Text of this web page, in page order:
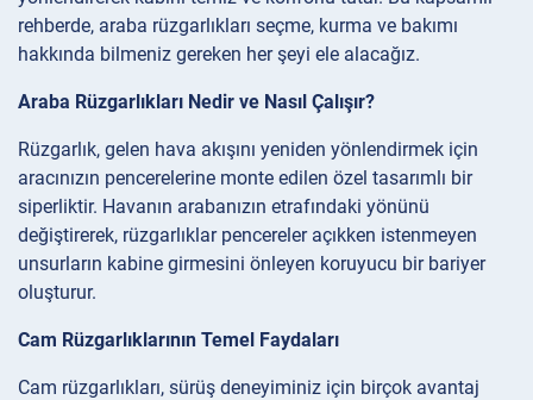
rehberde, araba rüzgarlıkları seçme, kurma ve bakımı
hakkında bilmeniz gereken her şeyi ele alacağız.
Araba Rüzgarlıkları Nedir ve Nasıl Çalışır?
Rüzgarlık, gelen hava akışını yeniden yönlendirmek için
aracınızın pencerelerine monte edilen özel tasarımlı bir
siperliktir. Havanın arabanızın etrafındaki yönünü
değiştirerek, rüzgarlıklar pencereler açıkken istenmeyen
unsurların kabine girmesini önleyen koruyucu bir bariyer
oluşturur.
Cam Rüzgarlıklarının Temel Faydaları
Cam rüzgarlıkları, sürüş deneyiminiz için birçok avantaj